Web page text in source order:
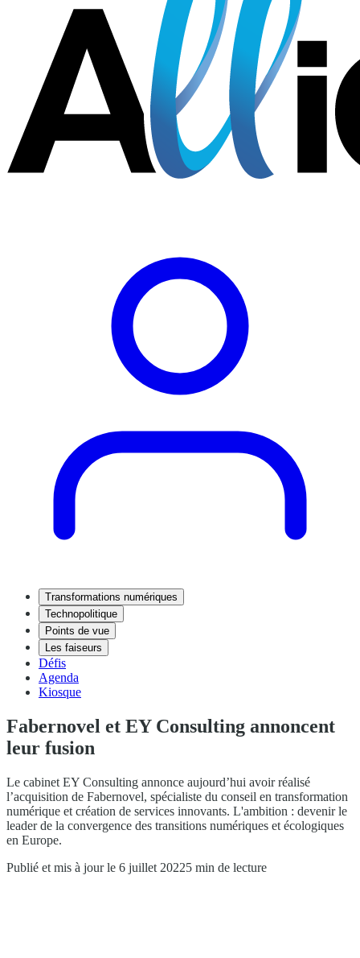
Transformations numériques
Technopolitique
Points de vue
Les faiseurs
Défis
Agenda
Kiosque
Fabernovel et EY Consulting annoncent
leur fusion
Le cabinet EY Consulting annonce aujourd’hui avoir réalisé
l’acquisition de Fabernovel, spécialiste du conseil en transformation
numérique et création de services innovants. L'ambition : devenir le
leader de la convergence des transitions numériques et écologiques
en Europe.
Publié et mis à jour le 6 juillet 20225 min de lecture